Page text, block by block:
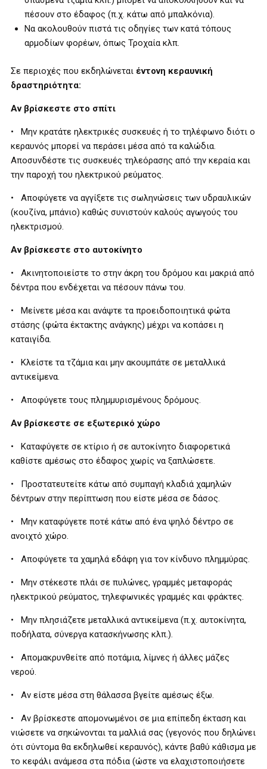
πέσουν στο έδαφος (π.χ. κάτω από μπαλκόνια).
Να ακολουθούν πιστά τις οδηγίες των κατά τόπους
αρμοδίων φορέων, όπως Τροχαία κλπ.
Σε περιοχές που εκδηλώνεται έντονη κεραυνική
δραστηριότητα:
Αν βρίσκεστε στο σπίτι
• Μην κρατάτε ηλεκτρικές συσκευές ή το τηλέφωνο διότι ο
κεραυνός μπορεί να περάσει μέσα από τα καλώδια.
Αποσυνδέστε τις συσκευές τηλεόρασης από την κεραία και
την παροχή του ηλεκτρικού ρεύματος.
• Αποφύγετε να αγγίξετε τις σωληνώσεις των υδραυλικών
(κουζίνα, μπάνιο) καθώς συνιστούν καλούς αγωγούς του
ηλεκτρισμού.
Αν βρίσκεστε στο αυτοκίνητο
• Ακινητοποιείστε το στην άκρη του δρόμου και μακριά από
δέντρα που ενδέχεται να πέσουν πάνω του.
• Μείνετε μέσα και ανάψτε τα προειδοποιητικά φώτα
στάσης (φώτα έκτακτης ανάγκης) μέχρι να κοπάσει η
καταιγίδα.
• Κλείστε τα τζάμια και μην ακουμπάτε σε μεταλλικά
αντικείμενα.
• Αποφύγετε τους πλημμυρισμένους δρόμους.
Αν βρίσκεστε σε εξωτερικό χώρο
• Καταφύγετε σε κτίριο ή σε αυτοκίνητο διαφορετικά
καθίστε αμέσως στο έδαφος χωρίς να ξαπλώσετε.
• Προστατευτείτε κάτω από συμπαγή κλαδιά χαμηλών
δέντρων στην περίπτωση που είστε μέσα σε δάσος.
• Μην καταφύγετε ποτέ κάτω από ένα ψηλό δέντρο σε
ανοιχτό χώρο.
• Αποφύγετε τα χαμηλά εδάφη για τον κίνδυνο πλημμύρας.
• Μην στέκεστε πλάι σε πυλώνες, γραμμές μεταφοράς
ηλεκτρικού ρεύματος, τηλεφωνικές γραμμές και φράκτες.
• Μην πλησιάζετε μεταλλικά αντικείμενα (π.χ. αυτοκίνητα,
ποδήλατα, σύνεργα κατασκήνωσης κλπ.).
• Απομακρυνθείτε από ποτάμια, λίμνες ή άλλες μάζες
νερού.
• Αν είστε μέσα στη θάλασσα βγείτε αμέσως έξω.
• Αν βρίσκεστε απομονωμένοι σε μια επίπεδη έκταση και
νιώσετε να σηκώνονται τα μαλλιά σας (γεγονός που δηλώνει
ότι σύντομα θα εκδηλωθεί κεραυνός), κάντε βαθύ κάθισμα με
το κεφάλι ανάμεσα στα πόδια (ώστε να ελαχιστοποιήσετε